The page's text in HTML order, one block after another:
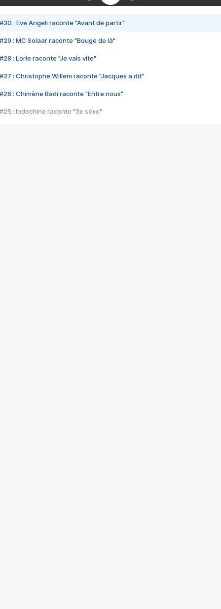
#30 : Eve Angeli raconte "Avant de partir"
#29 : MC Solaar raconte "Bouge de là"
#28 : Lorie raconte "Je vais vite"
#27 : Christophe Willem raconte "Jacques a dit"
#26 : Chimène Badi raconte "Entre nous"
#25 : Indochine raconte "3e sexe"